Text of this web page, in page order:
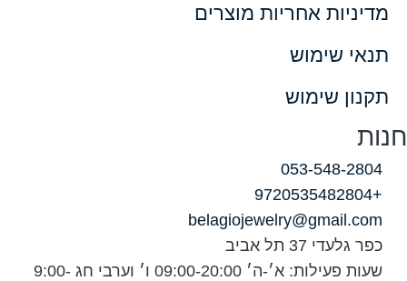
אחריות מוצרים
שימוש
שימוש
053-548-
37 תל אביב
שעות פעילות: א׳-ה׳ 09:00-20:00 ו׳ וערבי חג 9:00-